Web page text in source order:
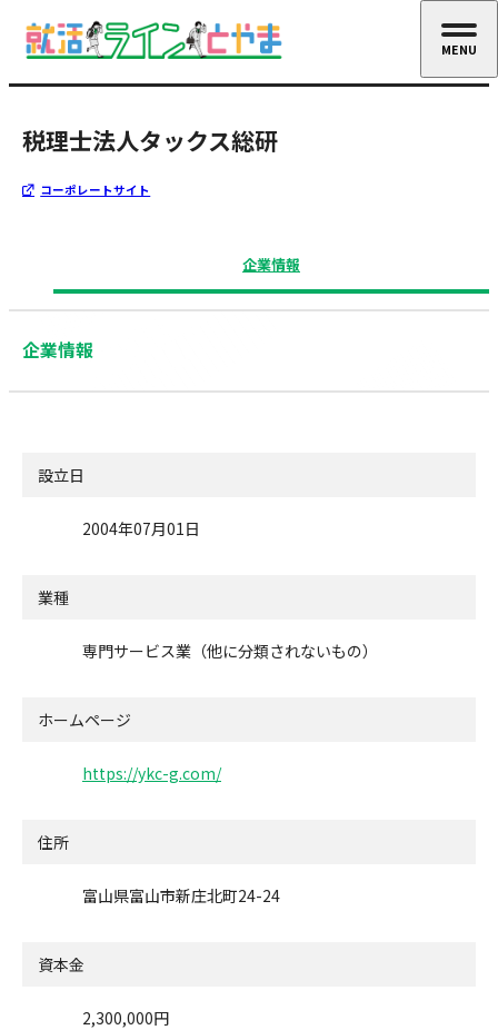
税理士法人タックス総研
コーポレートサイト
企業情報
企業情報
設立日
2004年07月01日
業種
専門サービス業（他に分類されないもの）
ホームページ
https://ykc-g.com/
住所
富山県富山市新庄北町24-24
資本金
2,300,000円
MENU